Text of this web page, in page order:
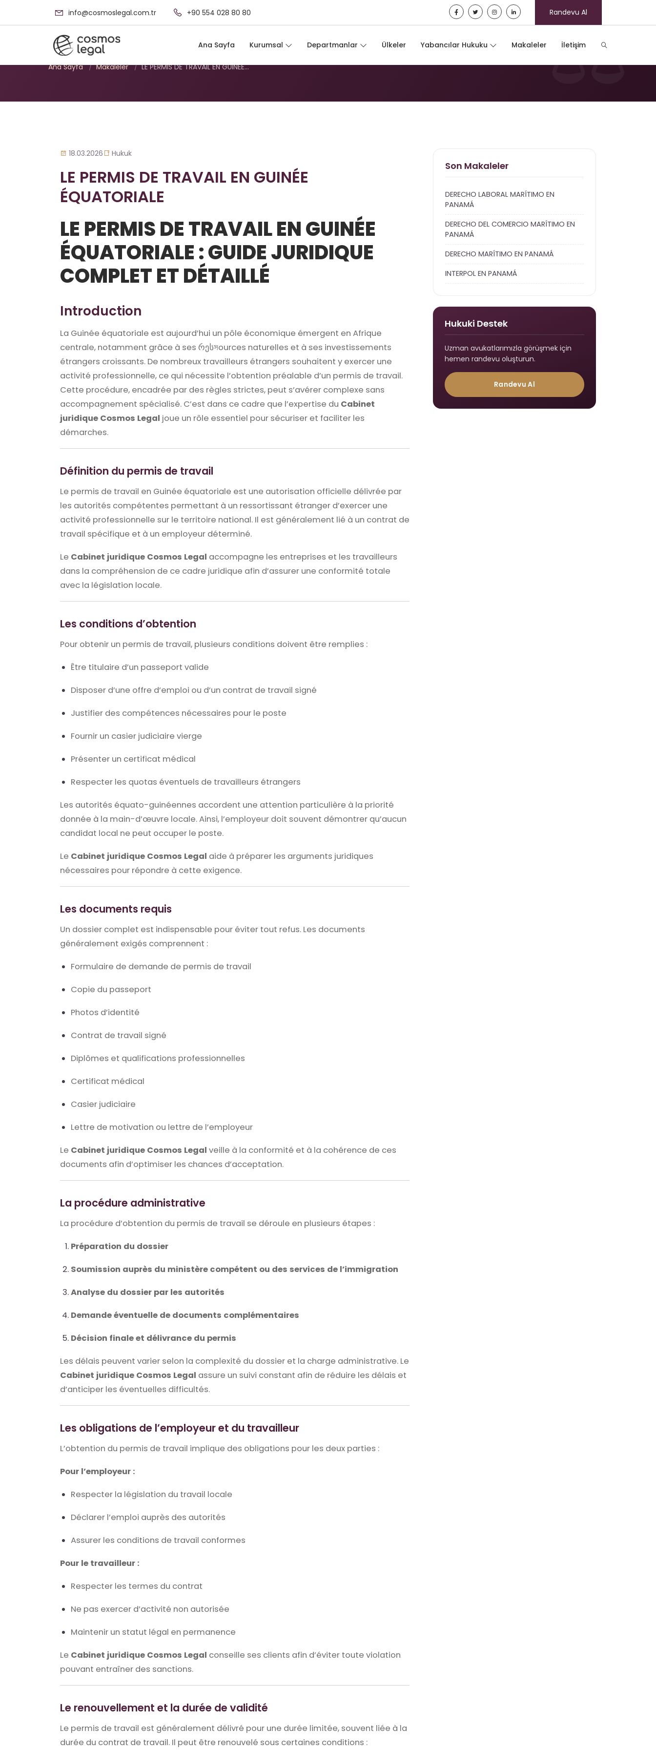
info@cosmoslegal.com.tr +90 554 028 80 80 Randevu Al
Ana Sayfa Kurumsal Departmanlar Ülkeler Yabancılar Hukuku Makaleler İletişim
LE PERMIS DE TRAVAIL EN GUINÉE ÉQUATORIALE
Ana Sayfa / Makaleler / LE PERMIS DE TRAVAIL EN GUINÉE…
18.03.2026 Hukuk
LE PERMIS DE TRAVAIL EN GUINÉE
ÉQUATORIALE
LE PERMIS DE TRAVAIL EN GUINÉE
ÉQUATORIALE : GUIDE JURIDIQUE
COMPLET ET DÉTAILLÉ
Introduction
La Guinée équatoriale est aujourd’hui un pôle économique émergent en Afrique
centrale, notamment grâce à ses რესসources naturelles et à ses investissements
étrangers croissants. De nombreux travailleurs étrangers souhaitent y exercer une
activité professionnelle, ce qui nécessite l’obtention préalable d’un permis de travail.
Cette procédure, encadrée par des règles strictes, peut s’avérer complexe sans
accompagnement spécialisé. C’est dans ce cadre que l’expertise du Cabinet
juridique Cosmos Legal joue un rôle essentiel pour sécuriser et faciliter les
démarches.
Définition du permis de travail
Le permis de travail en Guinée équatoriale est une autorisation officielle délivrée par
les autorités compétentes permettant à un ressortissant étranger d’exercer une
activité professionnelle sur le territoire national. Il est généralement lié à un contrat de
travail spécifique et à un employeur déterminé.
Le Cabinet juridique Cosmos Legal accompagne les entreprises et les travailleurs
dans la compréhension de ce cadre juridique afin d’assurer une conformité totale
avec la législation locale.
Les conditions d’obtention
Pour obtenir un permis de travail, plusieurs conditions doivent être remplies :
Être titulaire d’un passeport valide
Disposer d’une offre d’emploi ou d’un contrat de travail signé
Justifier des compétences nécessaires pour le poste
Fournir un casier judiciaire vierge
Présenter un certificat médical
Respecter les quotas éventuels de travailleurs étrangers
Les autorités équato-guinéennes accordent une attention particulière à la priorité
donnée à la main-d’œuvre locale. Ainsi, l’employeur doit souvent démontrer qu’aucun
candidat local ne peut occuper le poste.
Le Cabinet juridique Cosmos Legal aide à préparer les arguments juridiques
nécessaires pour répondre à cette exigence.
Les documents requis
Un dossier complet est indispensable pour éviter tout refus. Les documents
généralement exigés comprennent :
Formulaire de demande de permis de travail
Copie du passeport
Photos d’identité
Contrat de travail signé
Diplômes et qualifications professionnelles
Certificat médical
Casier judiciaire
Lettre de motivation ou lettre de l’employeur
Le Cabinet juridique Cosmos Legal veille à la conformité et à la cohérence de ces
documents afin d’optimiser les chances d’acceptation.
La procédure administrative
La procédure d’obtention du permis de travail se déroule en plusieurs étapes :
Préparation du dossier
Soumission auprès du ministère compétent ou des services de l’immigration
Analyse du dossier par les autorités
Demande éventuelle de documents complémentaires
Décision finale et délivrance du permis
Les délais peuvent varier selon la complexité du dossier et la charge administrative. Le
Cabinet juridique Cosmos Legal assure un suivi constant afin de réduire les délais et
d’anticiper les éventuelles difficultés.
Les obligations de l’employeur et du travailleur
L’obtention du permis de travail implique des obligations pour les deux parties :
Pour l’employeur :
Respecter la législation du travail locale
Déclarer l’emploi auprès des autorités
Assurer les conditions de travail conformes
Pour le travailleur :
Respecter les termes du contrat
Ne pas exercer d’activité non autorisée
Maintenir un statut légal en permanence
Le Cabinet juridique Cosmos Legal conseille ses clients afin d’éviter toute violation
pouvant entraîner des sanctions.
Le renouvellement et la durée de validité
Le permis de travail est généralement délivré pour une durée limitée, souvent liée à la
durée du contrat de travail. Il peut être renouvelé sous certaines conditions :
Son Makaleler
DERECHO LABORAL MARÍTIMO EN
PANAMÁ
DERECHO DEL COMERCIO MARÍTIMO EN
PANAMÁ
DERECHO MARÍTIMO EN PANAMÁ
INTERPOL EN PANAMÁ
Hukuki Destek
Uzman avukatlarımızla görüşmek için
hemen randevu oluşturun.
Randevu Al